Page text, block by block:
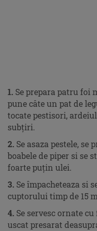
1. Se prepara patru foi
pune câte un pat de
tocate pestisori,
subţiri.
2. Se asaza pestele, se
boabele de piper si se
foarte puţin ulei.
3. Se împacheteaza si
cuptorului timp de 15
4. Se servesc ornate
uscat presarat